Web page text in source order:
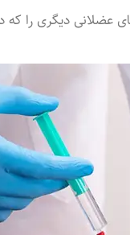
دیگری را که